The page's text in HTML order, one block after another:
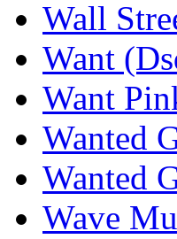
Wall
Want
Want
Wanted
Wanted
Wave